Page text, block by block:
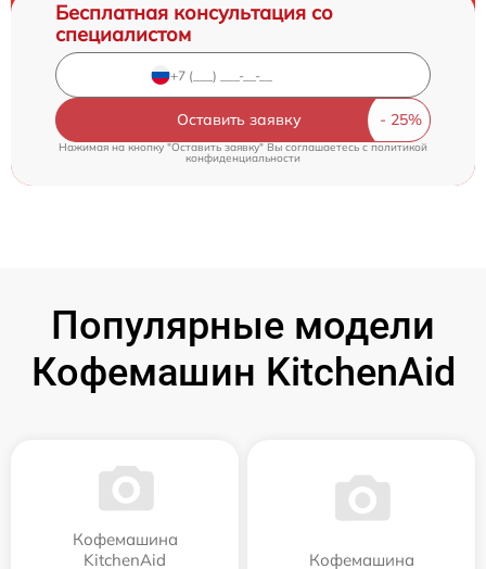
Бесплатная консультация со
специалистом
Оставить заявку
Нажимая на кнопку "Оставить заявку" Вы соглашаетесь cполитикой
конфиденциальности
Популярные модели
Кофемашин KitchenAid
Кофемашина
KitchenAid
Кофемашина